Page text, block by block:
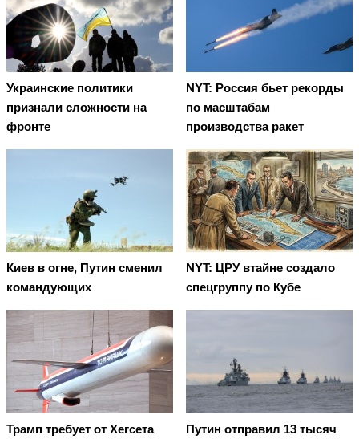
Украинские политики
признали сложности на
фронте
NYT: Россия бьет рекорды
по масштабам
производства ракет
Киев в огне, Путин сменил
командующих
NYT: ЦРУ втайне создало
спецгруппу по Кубе
Трамп требует от Хегсета Путин отправил 13 тысяч